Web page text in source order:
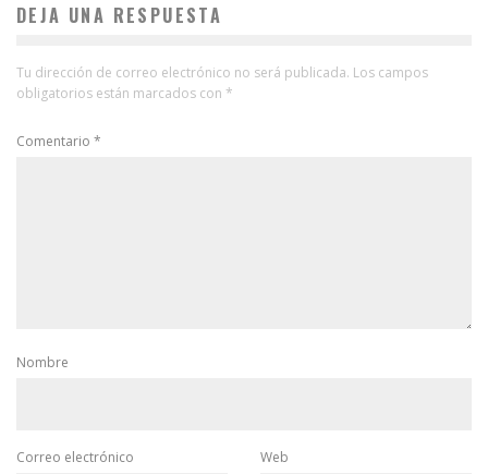
DEJA UNA RESPUESTA
Tu dirección de correo electrónico no será publicada. Los campos
obligatorios están marcados con *
Comentario *
Nombre
Correo electrónico Web